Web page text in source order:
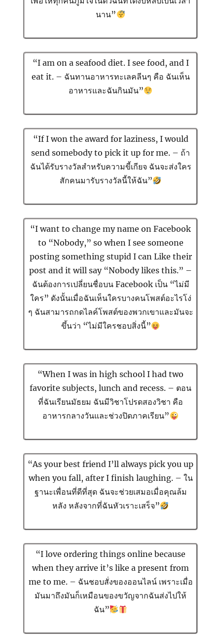
นาน”
“I am on a seafood diet. I see food, and I
eat it. – ฉันทานอาหารทะเลคลีนๆ คือ ฉันเห็น
อาหารและฉันกินมัน”
“If I won the award for laziness, I would
send somebody to pick it up for me. – ถ้า
ฉันได้รับรางวัลสำหรับความขี้เกียจ ฉันจะส่งใคร
สักคนมารับรางวัลนี้ให้ฉัน”
“I want to change my name on Facebook
to “Nobody,” so when I see someone
posting something stupid I can Like their
post and it will say “Nobody likes this.” –
ฉันต้องการเปลี่ยนชื่อบน Facebook เป็น “ไม่มี
ใคร” ดังนั้นเมื่อฉันเห็นใครบางคนโพสต์อะไรโง่
ๆ ฉันสามารถกดไลค์โพสต์ของพวกเขาและมันจะ
ขึ้นว่า “ไม่มีใครชอบสิ่งนี้”
“When I was in high school I had two
favorite subjects, lunch and recess. – ตอน
ที่ฉันเรียนมัธยม ฉันมีวิชาโปรดสองวิชา คือ
อาหารกลางวันและช่วงปิดภาคเรียน”
“As your best friend I’ll always pick you up
when you fall, after I finish laughing. – ใน
ฐานะเพื่อนที่ดีที่สุด ฉันจะช่วยเสมอเมื่อคุณล้ม
หลัง หลังจากที่ฉันหัวเราะเสร็จ”
“I love ordering things online because
when they arrive it’s like a present from
me to me. – ฉันชอบสั่งของออนไลน์ เพราะเมื่อ
มันมาถึงมันก็เหมือนของขวัญจากฉันส่งไปให้
ฉัน”